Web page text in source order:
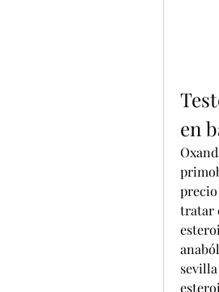
en
precio
tratar